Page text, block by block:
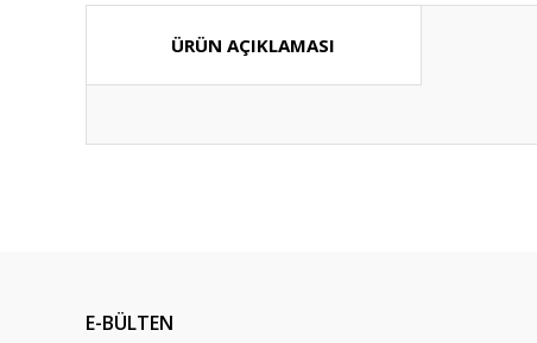
ÜRÜN AÇIKLAMASI
Ürün bilgilerinde hatalar bulunuyor.
E-BÜLTEN